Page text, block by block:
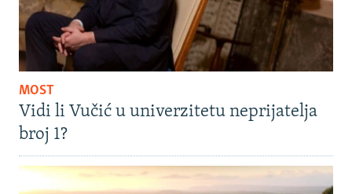
MOST
Vidi li Vučić u univerzitetu neprijatelja
broj 1?